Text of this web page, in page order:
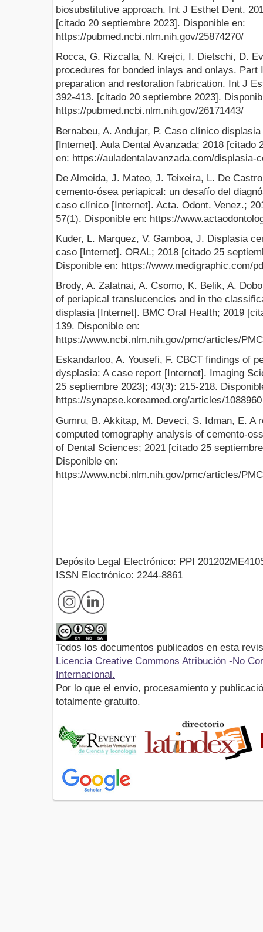
biosubstitutive approach. Int J Esthet Dent.
[citado 20 septiembre 2023]. Disponible en:
https://pubmed.ncbi.nlm.nih.gov/25874270/
Rocca, G. Rizcalla, N. Krejci, I. Dietschi, D.
procedures for bonded inlays and onlays.
preparation and restoration fabrication. Int J
392-413. [citado 20 septiembre 2023].
https://pubmed.ncbi.nlm.nih.gov/26171443/
Bernabeu, A. Andujar, P. Caso clínico
[Internet]. Aula Dental Avanzada; 2018 [citado
en: https://auladentalavanzada.com/displasia-
De Almeida, J. Mateo, J. Teixeira, L. De
cemento-ósea periapical: un desafío del
caso clínico [Internet]. Acta. Odont. Venez.;
57(1). Disponible en: https://
Kuder, L. Marquez, V. Gamboa, J. Displasia
caso [Internet]. ORAL; 2018 [citado 25
Disponible en: https://www.medigraphic.com/
Brody, A. Zalatnai, A. Csomo, K. Belik, A.
of periapical translucencies and in the
displasia [Internet]. BMC Oral Health; 2019
139. Disponible en:
https://www.ncbi.nlm.nih.gov/pmc/articles/
Eskandarloo, A. Yousefi, F. CBCT findings of
dysplasia: A case report [Internet]. Imaging
25 septiembre 2023]; 43(3): 215-218.
https://synapse.koreamed.org/articles/1088960
Gumru, B. Akkitap, M. Deveci, S. Idman, E. A
computed tomography analysis of cemento-
of Dental Sciences; 2021 [citado 25
Disponible en:
https://www.ncbi.nlm.nih.gov/pmc/articles/
Depósito Legal Electrónico: PPI
ISSN Electrónico: 2244-8861
Todos los documentos publicados en esta
Licencia Creative Commons Atribución -No
Internacional.
Por lo que el envío, procesamiento y
totalmente gratuito.